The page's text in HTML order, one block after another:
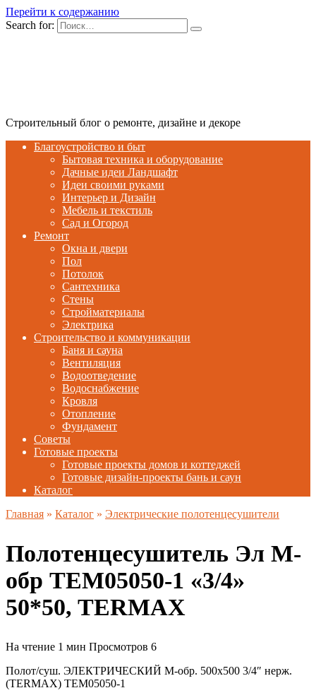
Перейти к содержанию
Search for:
Строительный блог о ремонте, дизайне и декоре
Благоустройство и быт
Бытовая техника и оборудование
Дачные идеи Ландшафт
Идеи своими руками
Интерьер и Дизайн
Мебель и текстиль
Сад и Огород
Ремонт
Окна и двери
Пол
Потолок
Сантехника
Стены
Стройматериалы
Электрика
Строительство и коммуникации
Баня и сауна
Вентиляция
Водоотведение
Водоснабжение
Кровля
Отопление
Фундамент
Советы
Готовые проекты
Готовые проекты домов и коттеджей
Готовые дизайн-проекты бань и саун
Каталог
Главная » Каталог » Электрические полотенцесушители
Полотенцесушитель Эл М-
обр TEM05050-1 «3/4»
50*50, TERMAX
На чтение 1 мин Просмотров 6
Полот/суш. ЭЛЕКТРИЧЕСКИЙ M-обр. 500х500 3/4″ нерж.
(TERMAX) TEM05050-1